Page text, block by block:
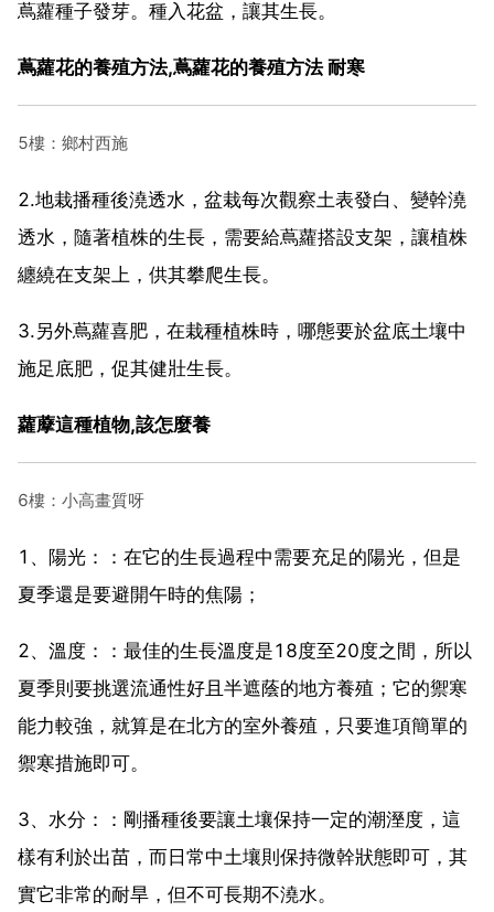
蔦蘿種子發芽。種入花盆，讓其生長。
蔦蘿花的養殖方法,蔦蘿花的養殖方法 耐寒
5樓：鄉村西施
2.地栽播種後澆透水，盆栽每次觀察土表發白、變幹澆
透水，隨著植株的生長，需要給蔦蘿搭設支架，讓植株
纏繞在支架上，供其攀爬生長。
3.另外蔦蘿喜肥，在栽種植株時，哪態要於盆底土壤中
施足底肥，促其健壯生長。
蘿藦這種植物,該怎麼養
6樓：小高畫質呀
1、陽光：：在它的生長過程中需要充足的陽光，但是
夏季還是要避開午時的焦陽；
2、溫度：：最佳的生長溫度是18度至20度之間，所以
夏季則要挑選流通性好且半遮蔭的地方養殖；它的禦寒
能力較強，就算是在北方的室外養殖，只要進項簡單的
禦寒措施即可。
3、水分：：剛播種後要讓土壤保持一定的潮溼度，這
樣有利於出苗，而日常中土壤則保持微幹狀態即可，其
實它非常的耐旱，但不可長期不澆水。